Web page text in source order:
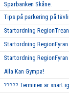
Sparbanken Skåne.
Tips på parkering på
Startordning RegionTrean
Startordning
Startordning
Alla Kan Gympa!
????? Terminen är snart